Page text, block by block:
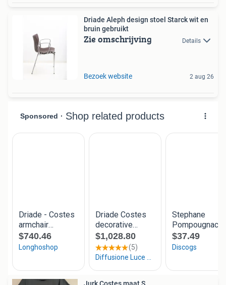
Driade Aleph design stoel Starck wit en
bruin gebruikt
Zie omschrijving Details
Bezoek website 2 aug 26